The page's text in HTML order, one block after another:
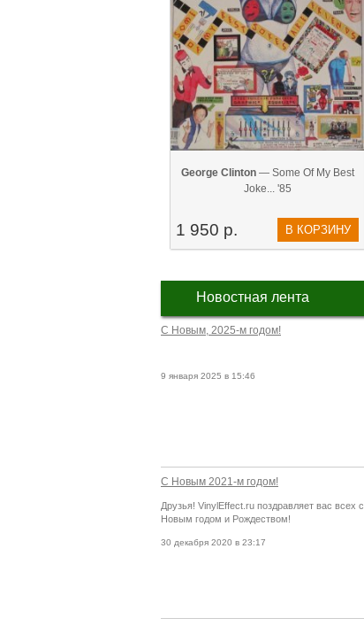
George Clinton— Some Of My Best
Joke... '85
1 950 р. В КОРЗИНУ
Новостная лента
С Новым, 2025-м годом!
9 января 2025 в 15:46
С Новым 2021-м годом!
Друзья! VinylEffect.ru поздравляет вас всех с
Новым годом и Рождеством!
30 декабря 2020 в 23:17